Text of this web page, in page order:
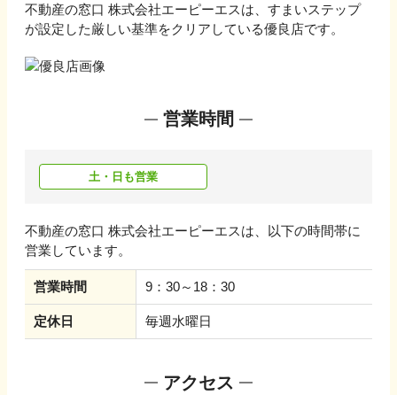
不動産の窓口 株式会社エーピーエスは、すまいステップ
が設定した厳しい基準をクリアしている優良店です。
営業時間
土・日も営業
不動産の窓口 株式会社エーピーエスは、以下の時間帯に
営業しています。
営業時間 9：30～18：30
定休日 毎週水曜日
アクセス